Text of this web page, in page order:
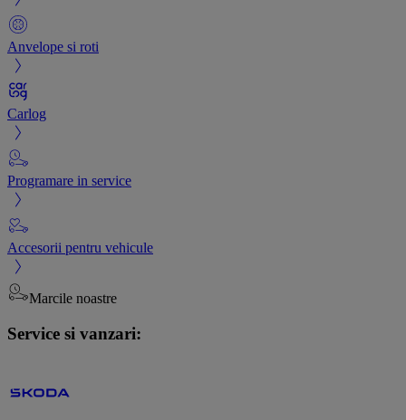
Anvelope si roti
Carlog
Programare in service
Accesorii pentru vehicule
Marcile noastre
Service si vanzari: